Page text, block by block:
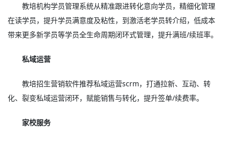
教培机构学员管理系统从精准跟进转化意向学员，精细化管理
在读学员，提升学员满意度及粘性，到激活老学员转介绍，低成本
带来更多新学员等学员全生命周期闭环式管理，提升满班/续班率。
私域运营
教培招生营销软件推荐私域运营scrm，打通拉新、互动、转
化、裂变私域运营闭环，赋能销售与转化，提升签单/续费率。
家校服务